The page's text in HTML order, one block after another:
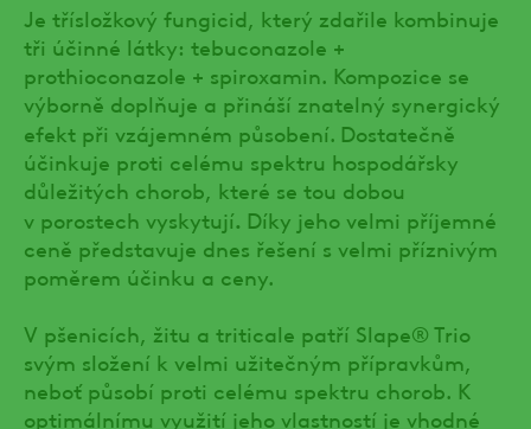
Je třísložkový fungicid, který zdařile kombinuje
tři účinné látky: tebuconazole +
prothioconazole + spiroxamin. Kompozice se
výborně doplňuje a přináší znatelný synergický
efekt při vzájemném působení. Dostatečně
účinkuje proti celému spektru hospodářsky
důležitých chorob, které se tou dobou
v porostech vyskytují. Díky jeho velmi příjemné
ceně představuje dnes řešení s velmi příznivým
poměrem účinku a ceny.
V pšenicích, žitu a triticale patří Slape® Trio
svým složení k velmi užitečným přípravkům,
neboť působí proti celému spektru chorob. K
optimálnímu využití jeho vlastností je vhodné